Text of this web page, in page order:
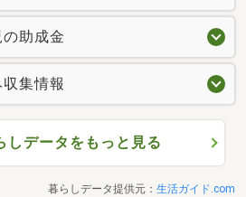
助成金
集情報
しデータをもっと見る
暮らしデータ提供元： 生活ガイド.com